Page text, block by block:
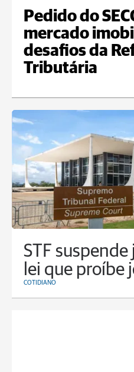
Pedido do
mercado
desafios da
Tributária
STF
lei que proíbe
COTIDIANO